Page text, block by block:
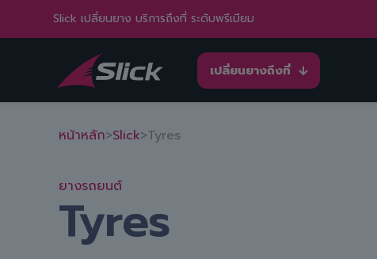
Slick เปลี่ยนยาง บริการถึงที่ ระดับพรีเมียม
เปลี่ยนยางถึงที่
หน้าหลัก>Slick>Tyres
ยางรถยนต์
Tyres